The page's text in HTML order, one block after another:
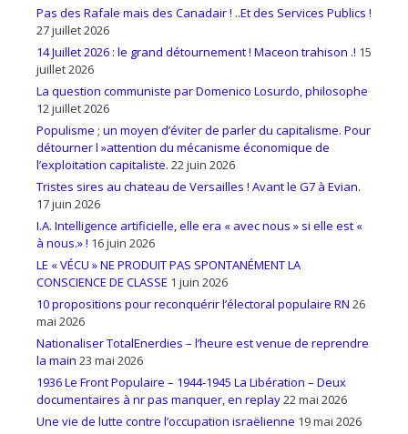
Pas des Rafale mais des Canadair ! ..Et des Services Publics !
27 juillet 2026
14 Juillet 2026 : le grand détournement ! Maceon trahison .! 15
juillet 2026
La question communiste par Domenico Losurdo, philosophe
12 juillet 2026
Populisme ; un moyen d’éviter de parler du capitalisme. Pour
détourner l »attention du mécanisme économique de
l’exploitation capitaliste. 22 juin 2026
Tristes sires au chateau de Versailles ! Avant le G7 à Evian.
17 juin 2026
I.A. Intelligence artificielle, elle era « avec nous » si elle est «
à nous.» ! 16 juin 2026
LE « VÉCU » NE PRODUIT PAS SPONTANÉMENT LA
CONSCIENCE DE CLASSE 1 juin 2026
10 propositions pour reconquérir l’électoral populaire RN 26
mai 2026
Nationaliser TotalEnerdies – l’heure est venue de reprendre
la main 23 mai 2026
1936 Le Front Populaire – 1944-1945 La Libération – Deux
documentaires à nr pas manquer, en replay22 mai 2026
Une vie de lutte contre l’occupation israëlienne 19 mai 2026